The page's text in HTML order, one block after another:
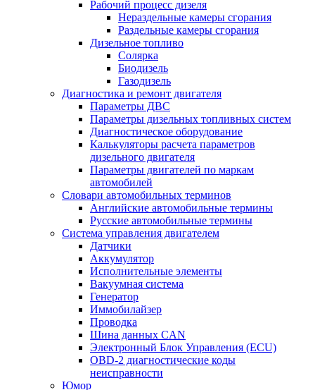
Рабочий процесс дизеля
Нераздельные камеры сгорания
Раздельные камеры сгорания
Дизельное топливо
Солярка
Биодизель
Газодизель
Диагностика и ремонт двигателя
Параметры ДВС
Параметры дизельных топливных систем
Диагностическое оборудование
Калькуляторы расчета параметров
дизельного двигателя
Параметры двигателей по маркам
автомобилей
Словари автомобильных терминов
Английские автомобильные термины
Русские автомобильные термины
Система управления двигателем
Датчики
Аккумулятор
Исполнительные элементы
Вакуумная система
Генератор
Иммобилайзер
Проводка
Шина данных CAN
Электронный Блок Управления (ECU)
OBD-2 диагностические коды
неисправности
Юмор